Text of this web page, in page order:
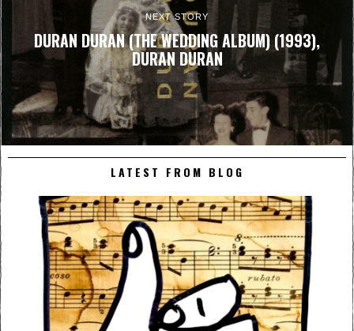
NEXT STORY
DURAN DURAN (THE WEDDING ALBUM) (1993),
DURAN DURAN
LATEST FROM BLOG